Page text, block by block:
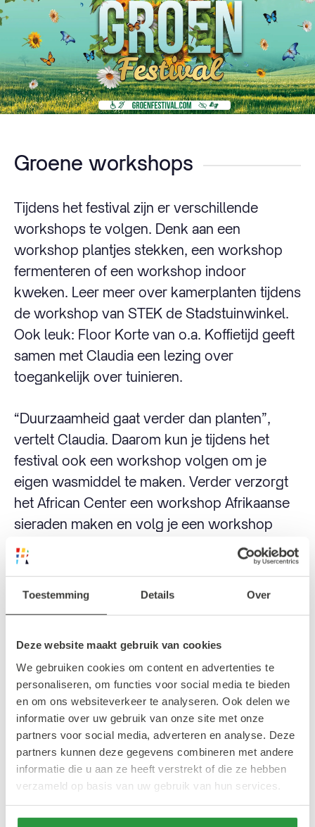
Toestemming Details Over
Deze website maakt gebruik van cookies
We gebruiken cookies om content en advertenties te
personaliseren, om functies voor social media te bieden
en om ons websiteverkeer te analyseren. Ook delen we
informatie over uw gebruik van onze site met onze
partners voor social media, adverteren en analyse. Deze
partners kunnen deze gegevens combineren met andere
informatie die u aan ze heeft verstrekt of die ze hebben
verzameld op basis van uw gebruik van hun services.
Groene workshops
Tijdens het festival zijn er verschillende
workshops te volgen. Denk aan een
workshop plantjes stekken, een workshop
fermenteren of een workshop indoor
kweken. Leer meer over kamerplanten tijdens
de workshop van STEK de Stadstuinwinkel.
Ook leuk: Floor Korte van o.a. Koffietijd geeft
samen met Claudia een lezing over
toegankelijk over tuinieren.
“Duurzaamheid gaat verder dan planten”,
vertelt Claudia. Daarom kun je tijdens het
festival ook een workshop volgen om je
eigen wasmiddel te maken. Verder verzorgt
het African Center een workshop Afrikaanse
sieraden maken en volg je een workshop
hoofddoek binden bij Dix Pression.
Duurzame initiatieven in Rotterdam
Kunstroute en
rolstoelparcours
Gek op kunst? Stichting Oren en Ogen Te Kort
heeft speciaal voor Groen Festival een leuke
kunstroute uitgestippeld, welke geschikt is
voor mensen met een zintuigelijke beperking.